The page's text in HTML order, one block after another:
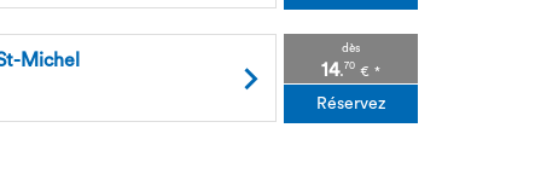
Michel
dès
14.70 € *
Réservez